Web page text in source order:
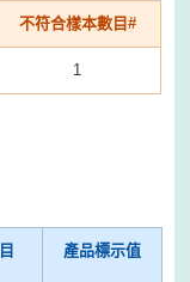
不符合樣本數目#
1
產品標示值